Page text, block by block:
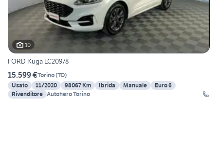
10
FORD Kuga LC20978
15.599 €Torino(TO)
Usato
11/2020 98067 Km Ibrida Manuale
Euro 6
Rivenditore Autohero Torino